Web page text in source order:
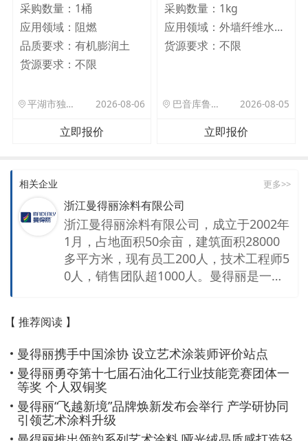
采购数量： 1桶
应用领域： 阻燃
品质要求： 有机膨润土
货源要求： 不限
平湖市独山港镇集港路 589 号 2026-08-06
立即报价
采购数量： 1kg
应用领域：
外墙纤维水泥板
货源要求：不限
巴音库鲁提镇,托帕口岸六号库房 2026-08-05
立即报价
相关企业 更多>>
浙江曼得丽涂料有限公司
浙江曼得丽涂料有限公司，成立于2002年
1月，占地面积50余亩，建筑面积28000
多平方米，现有员工200人，技术工程师5
0人，销售团队超1000人。曼得丽是一家
队，销售网络覆盖全国。企业拥有先进的
生产控制设备和质量检测仪器，通过ISO9
001 ISO14001认证 ISO45001认证 十环
认证等环保性企业。同时是一家拥有国家
高新技术企业 省级高新技术研发中心等称
号的技术性企业。 主要产品包含内外墙乳
胶漆，仿石涂料，工业涂料，艺术涂料等
【 推荐阅读 】
曼得丽携手中国涂协 设立艺术涂装师评价站点
曼得丽勇夺第十七届石油化工行业技能竞赛团体一
等奖 个人双铜奖
曼得丽“飞越新境”品牌焕新发布会举行 产学研协同
引领艺术涂料升级